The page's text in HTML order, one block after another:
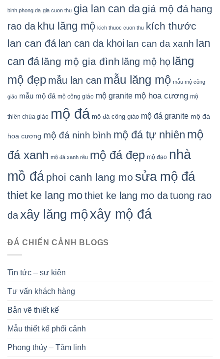
binh phong da gia cuon thu gia lan can dagiá mộ đá hang
rao da khu lăng mộ kich thuoc cuon thu kích thước
lan can đá lan can da khoi lan can da xanh lan
can đá lăng mộ gia đình lăng mộ họ lăng
mộ đẹp mẫu lan can mẫu lăng mộ mẫu mộ công
giáo mẫu mộ đá mộ công giáo mộ granite mộ hoa cương mộ
thiên chúa giáo mộ đá mộ đá công giáo mộ đá granite mộ đá
hoa cương mộ đá ninh bình mộ đá tự nhiên mộ
đá xanh mộ đá xanh rêu mộ đá đẹp mộ đạo nhà
mồ đá phoi canh lang mo sửa mộ đá
thiet ke lang mothiet ke lang mo datuong rao
daxây lăng mộxây mộ đá
ĐÁ CHIẾN CẢNH BLOGS
Tin tức – sự kiện
Tư vấn khách hàng
Bản vẽ thiết kế
Mẫu thiết kế phối cảnh
Phong thủy – Tâm linh